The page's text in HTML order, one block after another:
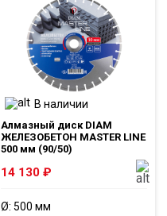
В наличии
Алмазный диск DIAM
ЖЕЛЕЗОБЕТОН MASTER LINE
500 мм (90/50)
14 130 ₽
Ø: 500 мм